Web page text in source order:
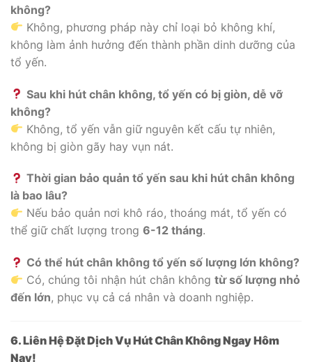
không?
Không, phương pháp này chỉ loại bỏ không khí,
không làm ảnh hưởng đến thành phần dinh dưỡng của
tổ yến.
Sau khi hút chân không, tổ yến có bị giòn, dễ vỡ
không?
Không, tổ yến vẫn giữ nguyên kết cấu tự nhiên,
không bị giòn gãy hay vụn nát.
Thời gian bảo quản tổ yến sau khi hút chân không
là bao lâu?
Nếu bảo quản nơi khô ráo, thoáng mát, tổ yến có
thể giữ chất lượng trong 6-12 tháng.
Có thể hút chân không tổ yến số lượng lớn không?
Có, chúng tôi nhận hút chân khôngtừ số lượng nhỏ
đến lớn, phục vụ cả cá nhân và doanh nghiệp.
6.Liên Hệ Đặt Dịch Vụ Hút Chân KhôngNgay Hôm
Nay!